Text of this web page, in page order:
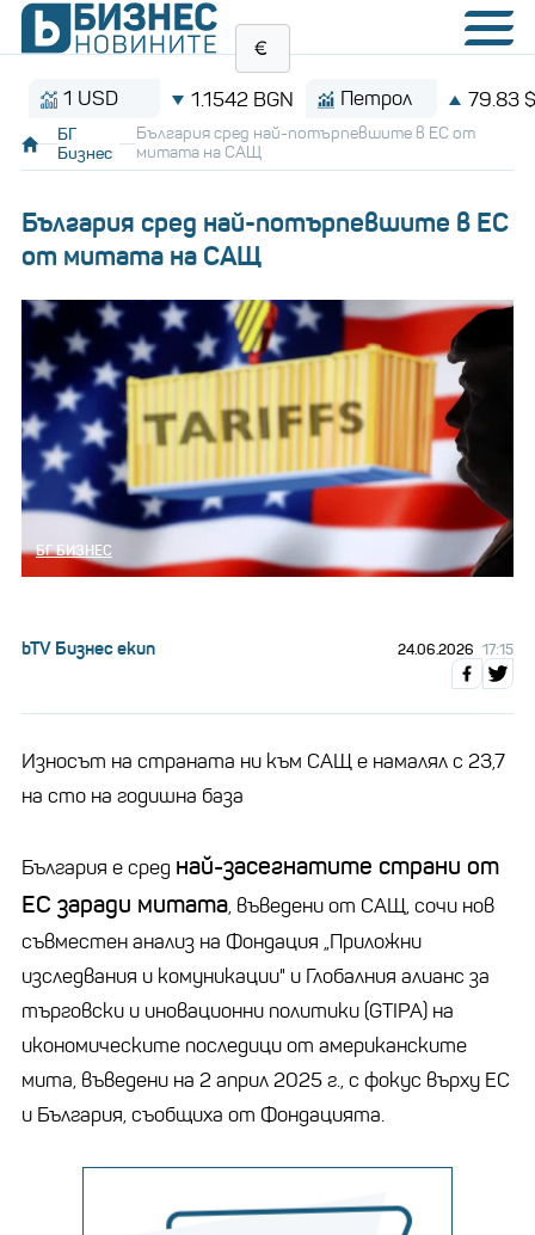
1 USD 1.1542 BGN Петрол 79.83 $/
БГ
Бизнес
България сред най-потърпевшите в ЕС от
митата на САЩ
България сред най-потърпевшите в ЕС
от митата на САЩ
БГ БИЗНЕС
bTV Бизнес екип 24.06.2026 17:15
Износът на страната ни към САЩ е намалял с 23,7
на сто на годишна база
България е сред най-засегнатите страни от
ЕС заради митата, въведени от САЩ, сочи нов
съвместен анализ на Фондация „Приложни
изследвания и комуникации" и Глобалния алианс за
търговски и иновационни политики (GTIPA) на
икономическите последици от американските
мита, въведени на 2 април 2025 г., с фокус върху ЕС
и България, съобщиха от Фондацията.